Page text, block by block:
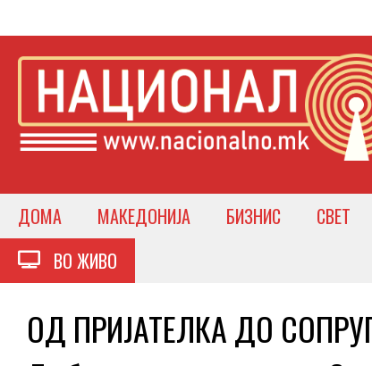
ДОМА МАКЕДОНИЈА БИЗНИС СВЕТ
ВО ЖИВО
ОД ПРИЈАТЕЛКА ДО